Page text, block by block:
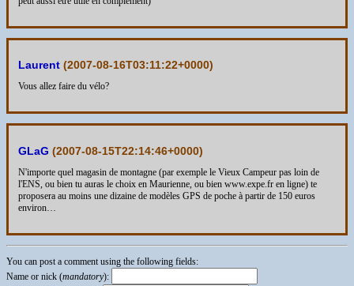
Laurent (2007-08-16T03:11:22+0000)
Vous allez faire du vélo?
GLaG (2007-08-15T22:14:46+0000)
N'importe quel magasin de montagne (par exemple le Vieux Campeur pas loin de
l'ENS, ou bien tu auras le choix en Maurienne, ou bien www.expe.fr en ligne) te
proposera au moins une dizaine de modèles GPS de poche à partir de 150 euros
environ…
You can post a comment using the following fields:
Name or nick (mandatory):